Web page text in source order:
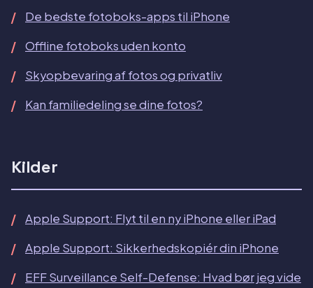
De bedste fotoboks-apps til iPhone
Offline fotoboks uden konto
Skyopbevaring af fotos og privatliv
Kan familiedeling se dine fotos?
Kilder
Apple Support: Flyt til en ny iPhone eller iPad
Apple Support: Sikkerhedskopiér din iPhone
EFF Surveillance Self-Defense: Hvad bør jeg vide